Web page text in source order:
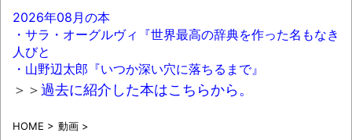
させた水中用ゴキブリを開発
福田雄一「新ケロロに福田組が出ます！」
→爆死 ちいかわの監督「原作に忠実に」→爆
売れNEW!
のツバメが賢い。
2026年08月の本
・サラ・オーグルヴィ『世界最高の辞典を作った名もなき
人びと
・山野辺太郎『いつか深い穴に落ちるまで』
＞＞過去に紹介した本はこちらから。
HOME > 動画 >